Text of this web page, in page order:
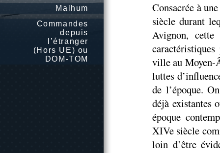
Malhum
Commandes
depuis
l’étranger
(Hors UE) ou
DOM-TOM
Consacrée à
siècle durant
Avignon,
ville au Moyen-
luttes
de l’époque.
déjà existantes
époque
XIVe siècle
loin d’être